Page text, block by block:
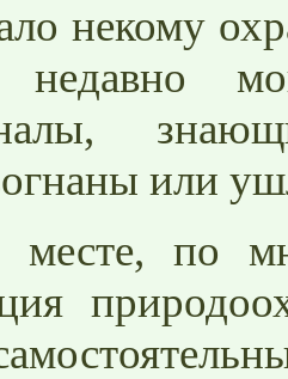
некому
недавно
или
по